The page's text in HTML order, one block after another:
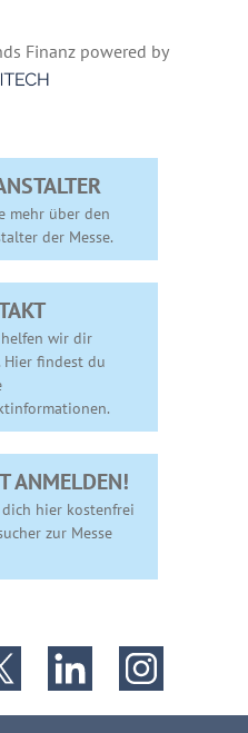
Finanz powered by
mehr über den
der Messe.
helfen wir dir
Hier findest du
ANMELDEN!
hier kostenfrei
zur Messe